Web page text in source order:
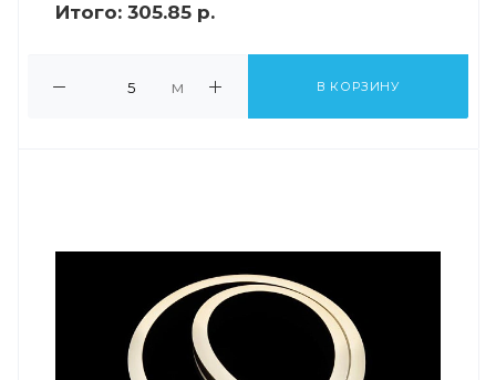
Итого: 305.85 р.
м В КОРЗИНУ